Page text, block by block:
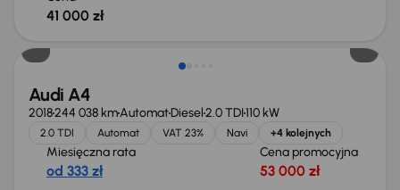
41 000 zł
Audi A4
2018244 038 kmAutomatDiesel2.0 TDI110 kW
2.0 TDI Automat VAT 23% Navi +4 kolejnych
Miesięczna rata
od 333 zł
Cena promocyjna
53 000 zł